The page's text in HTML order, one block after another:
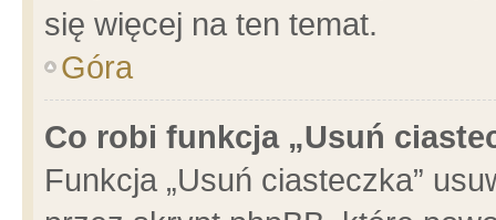
się więcej na ten temat.
Góra
Co robi funkcja „Usuń
Funkcja „Usuń ciasteczka”